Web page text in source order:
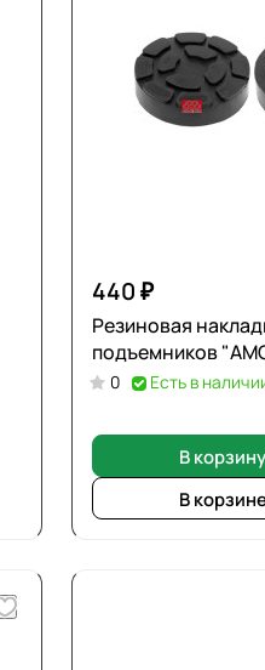
440 ₽
Резиновая
подъемников
0 Есть в
В корзину
В